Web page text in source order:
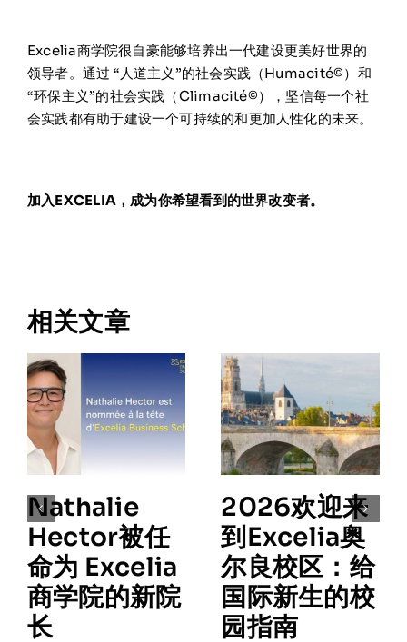
Excelia商学院很自豪能够培养出一代建设更美好世界的
领导者。通过 “人道主义”的社会实践（Humacité©）和
“环保主义”的社会实践（Climacité©），坚信每一个社
会实践都有助于建设一个可持续的和更加人性化的未来。
加入EXCELIA，成为你希望看到的世界改变者。
相关文章
Nathalie
Hector被任
命为 Excelia
商学院的新院
长
2026欢迎来
到Excelia奥
尔良校区：给
国际新生的校
园指南